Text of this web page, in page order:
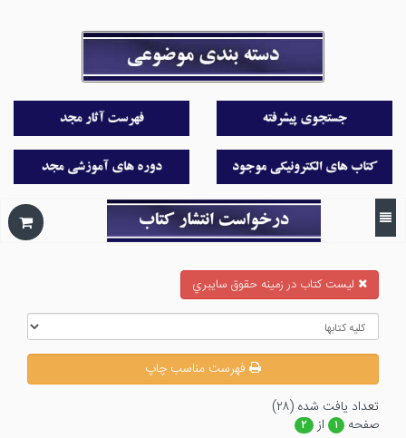
ليست كتاب در زمينه حقوق سايبري
فهرست مناسب چاپ
تعداد يافت شده (۲۸)
صفحه
۱ از ۲